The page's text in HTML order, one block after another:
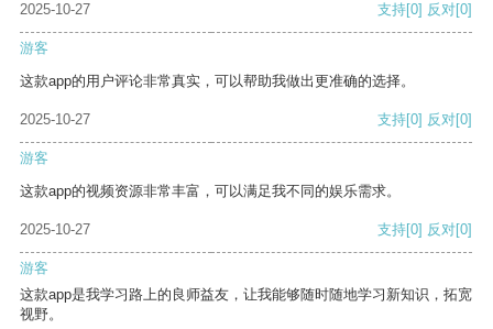
2025-10-27
支持[0] 反对[0]
游客
这款app的用户评论非常真实，可以帮助我做出更准确的选择。
2025-10-27 支持[0] 反对[0]
游客
这款app的视频资源非常丰富，可以满足我不同的娱乐需求。
2025-10-27 支持[0] 反对[0]
游客
这款app是我学习路上的良师益友，让我能够随时随地学习新知识，拓宽
视野。